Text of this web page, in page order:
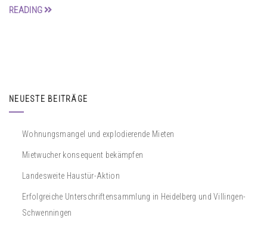
READING
NEUESTE BEITRÄGE
Wohnungsmangel und explodierende Mieten
Mietwucher konsequent bekämpfen
Landesweite Haustür-Aktion
Erfolgreiche Unterschriftensammlung in Heidelberg und Villingen-
Schwenningen